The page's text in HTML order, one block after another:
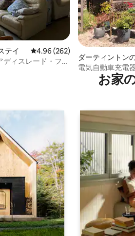
テイ レビュー262件、5つ星中4.96つ
4.96 (262)
ィスレード・ファ
ダーティントン
電気自動車充電
ィントンのガー
お家